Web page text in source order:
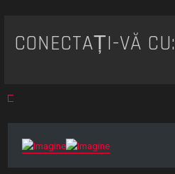
t
CONECTAȚI-VĂ CU: